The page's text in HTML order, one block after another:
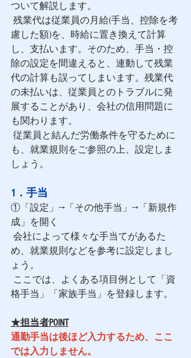
ついて解説します。
残業代は従業員の月給(手当、控除を考
慮した額)を、時給に置き換えて計算
し、支払います。そのため、手当・控
除の設定を間違えると、連動して残業
代の計算も誤ってしまいます。残業代
の未払いは、従業員とのトラブルに発
展することがあり、会社の信用問題に
も関わります。
従業員と結んだ労働条件を守るために
も、就業規則をご参照の上、設定しま
しょう。
1．手当
①「設定」→「その他手当」→「新規作
成」を開く
会社によって様々な手当てがあるた
め、就業規則などを参考に設定しまし
ょう。
ここでは、よくある項目例として「資
格手当」「家族手当」を登録します。
★担当者POINT
通勤手当は後ほど入力するため、ここ
では入力しません。